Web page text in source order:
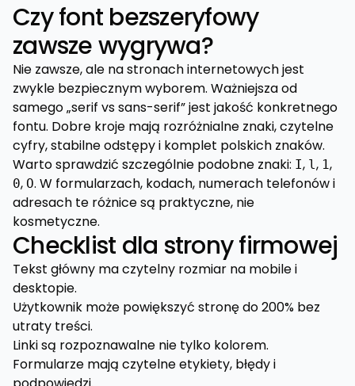
Czy font bezszeryfowy
zawsze wygrywa?
Nie zawsze, ale na stronach internetowych jest
zwykle bezpiecznym wyborem. Ważniejsza od
samego „serif vs sans-serif” jest jakość konkretnego
fontu. Dobre kroje mają rozróżnialne znaki, czytelne
cyfry, stabilne odstępy i komplet polskich znaków.
Warto sprawdzić szczególnie podobne znaki: I, l, 1,
0, O. W formularzach, kodach, numerach telefonów i
adresach te różnice są praktyczne, nie
kosmetyczne.
Checklist dla strony firmowej
Tekst główny ma czytelny rozmiar na mobile i
desktopie.
Użytkownik może powiększyć stronę do 200% bez
utraty treści.
Linki są rozpoznawalne nie tylko kolorem.
Formularze mają czytelne etykiety, błędy i